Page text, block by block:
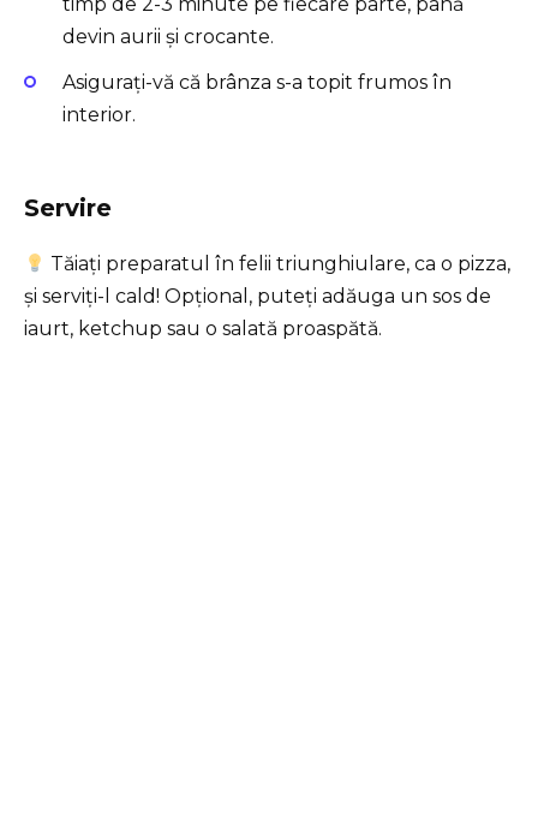
devin aurii și crocante.
Asigurați-vă că brânza s-a topit frumos în
interior.
Servire
Tăiați preparatul în felii triunghiulare, ca o pizza,
și serviți-l cald! Opțional, puteți adăuga un sos de
iaurt, ketchup sau o salată proaspătă.